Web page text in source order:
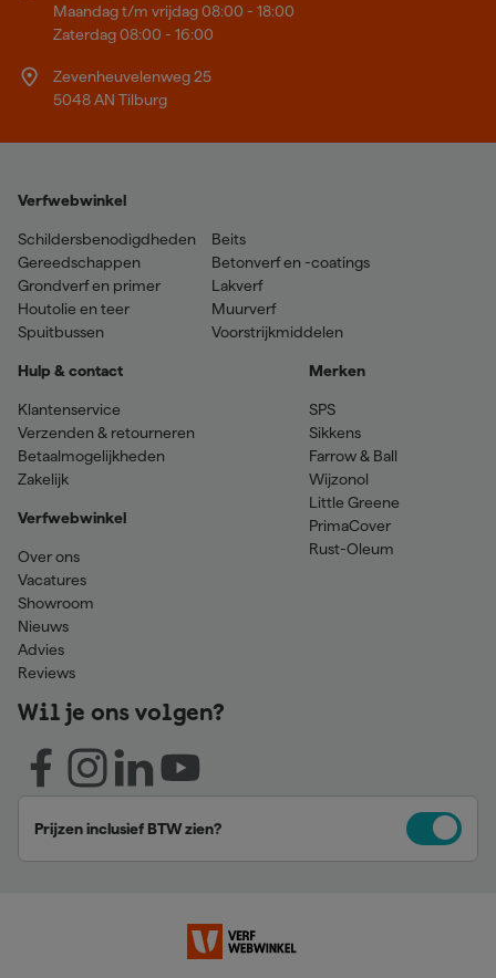
Maandag t/m vrijdag 08:00 - 18:00
Zaterdag 08:00 - 16:00
Zevenheuvelenweg 25
5048 AN Tilburg
Verfwebwinkel
Schildersbenodigdheden
Gereedschappen
Grondverf en primer
Houtolie en teer
Spuitbussen
Beits
Betonverf en -coatings
Lakverf
Muurverf
Voorstrijkmiddelen
Hulp & contact
Klantenservice
Verzenden & retourneren
Betaalmogelijkheden
Zakelijk
Verfwebwinkel
Over ons
Vacatures
Showroom
Nieuws
Advies
Reviews
Merken
SPS
Sikkens
Farrow & Ball
Wijzonol
Little Greene
PrimaCover
Rust-Oleum
Wil je ons volgen?
Prijzen inclusief BTW zien?